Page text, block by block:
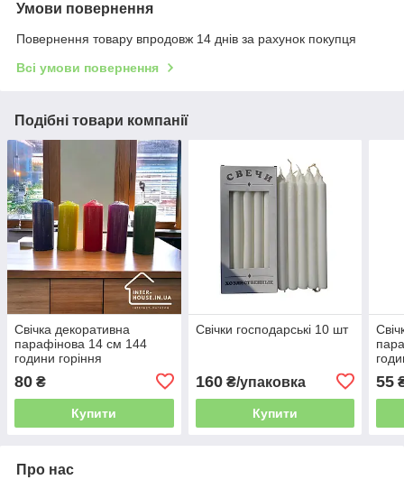
Умови повернення
Повернення товару впродовж 14 днів за рахунок покупця
Всі умови повернення
Подібні товари компанії
Свічка декоративна
парафінова 14 см 144
години горіння
80 ₴
Купити
Свічки господарські 10 шт
160₴/упаковка
Купити
55
Про нас